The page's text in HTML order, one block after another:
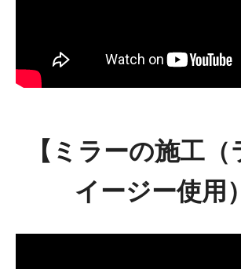
【ミラーの施工
イージー使用